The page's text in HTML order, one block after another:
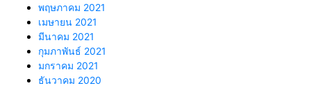
พฤษภาคม 2021
เมษายน 2021
มีนาคม 2021
กุมภาพันธ์ 2021
มกราคม 2021
ธันวาคม 2020